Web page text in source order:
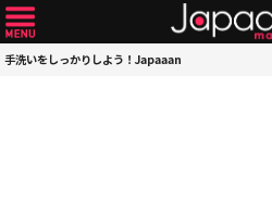
手洗いをしっかりしよう！Japaaan